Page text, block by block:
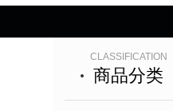
CLASSIFICATION
商品分类